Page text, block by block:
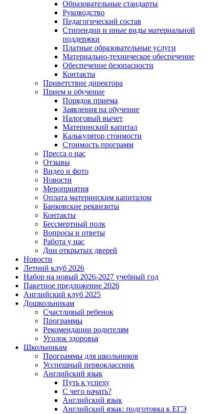
Образовательные стандарты
Руководство
Педагогический состав
Стипендии и иные виды материальной
поддержки
Платные образовательные услуги
Материально-техническое обеспечение
Обеспечение безопасности
Контакты
Приветствие директора
Прием и обучение
Порядок приема
Заявления на обучение
Налоговый вычет
Материнский капитал
Калькулятор стоимости
Стоимость программ
Пресса о нас
Отзывы
Видео и фото
Новости
Мероприятия
Оплата материнским капиталом
Банковские реквизиты
Контакты
Бессмертный полк
Вопросы и ответы
Работа у нас
Дни открытых дверей
Новости
Летний клуб 2026
Набор на новый 2026-2027 учебный год
Пакетное предложение 2026
Английский клуб 2025
Дошкольникам
Счастливый ребенок
Программы
Рекомендации родителям
Уголок здоровья
Школьникам
Программы для школьников
Усспешный первоклассник
Английский язык
Путь к успеху
С чего начать?
Английский язык
Английский язык: подготовка к ЕГЭ